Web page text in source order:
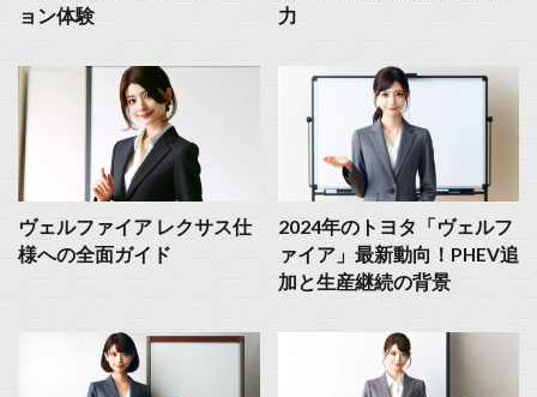
ョン体験
力
ヴェルファイア レクサス仕
様への全面ガイド
2024年のトヨタ「ヴェルフ
ァイア」最新動向！PHEV追
加と生産継続の背景